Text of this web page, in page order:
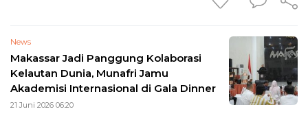
News
Makassar Jadi Panggung Kolaborasi
Kelautan Dunia, Munafri Jamu
Akademisi Internasional di Gala Dinner
21 Juni 2026 06:20